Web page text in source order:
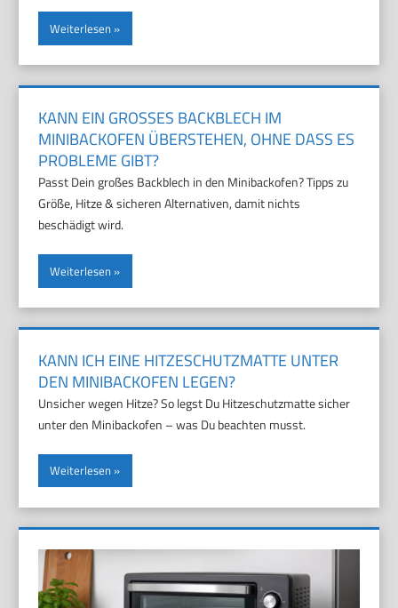
Weiterlesen
KANN EIN GROSSES BACKBLECH IM M
INIBACKOFEN ÜBERSTEHEN, OHNE DASS ES P
ROBLEME GIBT?
Passt Dein großes Backblech in den Minibackofen? Tipps zu
Größe, Hitze & sicheren Alternativen, damit nichts
beschädigt wird.
Weiterlesen
KANN ICH EINE HITZESCHUTZMATTE UNTER
DEN MINIBACKOFEN LEGEN?
Unsicher wegen Hitze? So legst Du Hitzeschutzmatte sicher
unter den Minibackofen – was Du beachten musst.
Weiterlesen